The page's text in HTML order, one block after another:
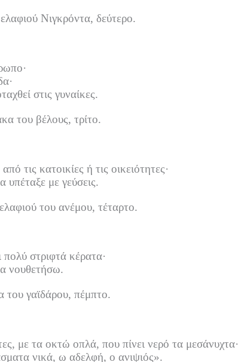
Νιγκρόντα, δεύτερο.
στις γυναίκες.
του βέλους, τρίτο.
τις κατοικίες ή τις οικειότητες·
με γεύσεις.
του ανέμου, τέταρτο.
στριφτά κέρατα·
νουθετήσω.
του γαϊδάρου, πέμπτο.
με τα οκτώ οπλά, που πίνει νερό τα μεσάνυχτα·
νικά, ω αδελφή, ο ανιψιός».